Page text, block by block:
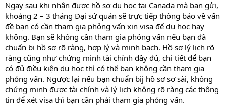
Ngay sau khi nhận được hồ sơ du học tại Canada mà bạn gửi,
khoảng 2 – 3 tháng Đại sứ quán sẽ trực tiếp thông báo về vấn
đề bạn có cần tham gia phỏng vấn xin visa để du học hay
không. Bạn sẽ không cần tham gia phỏng vấn nếu bạn đã
chuẩn bi hồ sơ rõ ràng, hợp lý và minh bạch. Hồ sơ lý lịch rõ
ràng cũng như chứng minh tài chính đầy đủ, chi tiết để bạn
có đủ điều kiện du học thì có thể bạn không cần tham gia
phỏng vấn. Ngược lại nếu bạn chuẩn bij hồ sơ sơ sài, không
chứng minh được tài chính và lý lịch không rõ ràng các thông
tin để xét visa thì bạn cần phải tham gia phỏng vấn.